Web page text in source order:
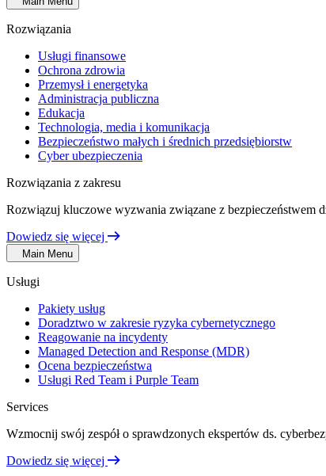
Rozwiązania
Usługi finansowe
Ochrona zdrowia
Przemysł i energetyka
Administracja publiczna
Edukacja
Technologia, media i komunikacja
Bezpieczeństwo małych i średnich przedsiębiorstw
Cyber ubezpieczenia
Rozwiązania z zakresu
Rozwiązuj kluczowe wyzwania związane z
Dowiedz się więcej
Main Menu
Usługi
Pakiety usług
Doradztwo w zakresie ryzyka cybernetycznego
Reagowanie na incydenty
Managed Detection and Response (MDR)
Ocena bezpieczeństwa
Usługi Red Team i Purple Team
Services
Wzmocnij swój zespół o sprawdzonych ekspertów ds.
Dowiedz się więcej